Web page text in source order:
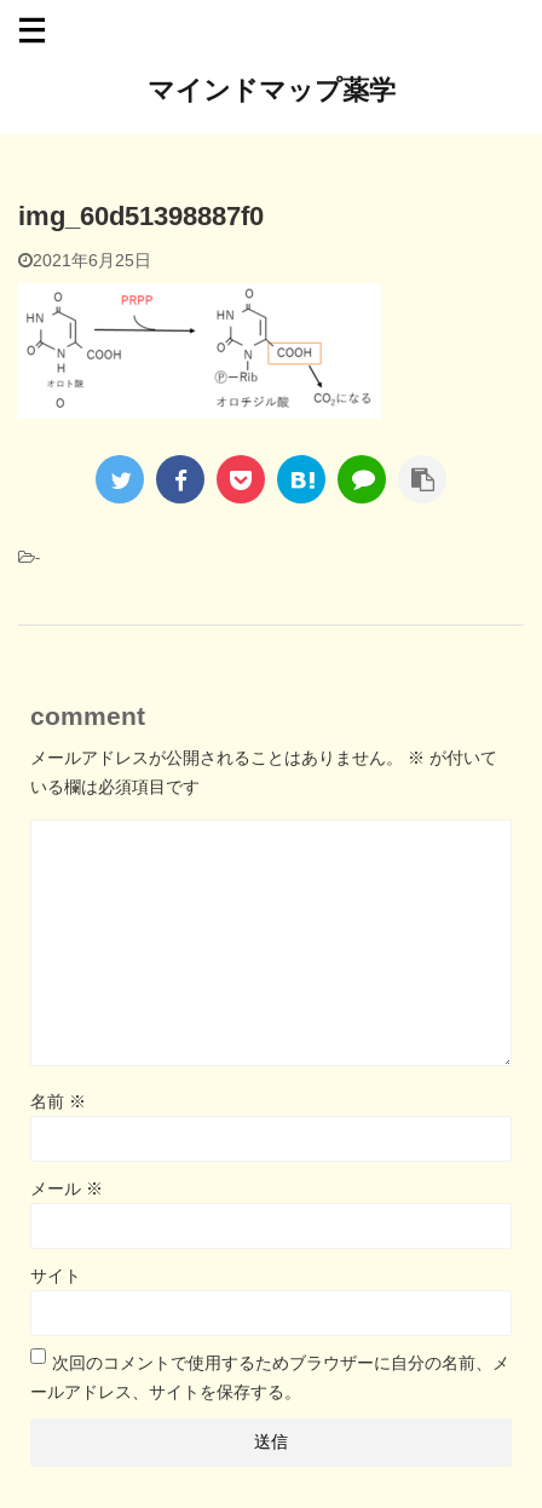
マインドマップ薬学
img_60d51398887f0
2021年6月25日
-
comment
メールアドレスが公開されることはありません。 ※ が付いて
いる欄は必須項目です
名前 ※
メール ※
サイト
次回のコメントで使用するためブラウザーに自分の名前、メ
ールアドレス、サイトを保存する。